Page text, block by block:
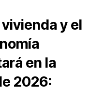
y el
en la
2026: